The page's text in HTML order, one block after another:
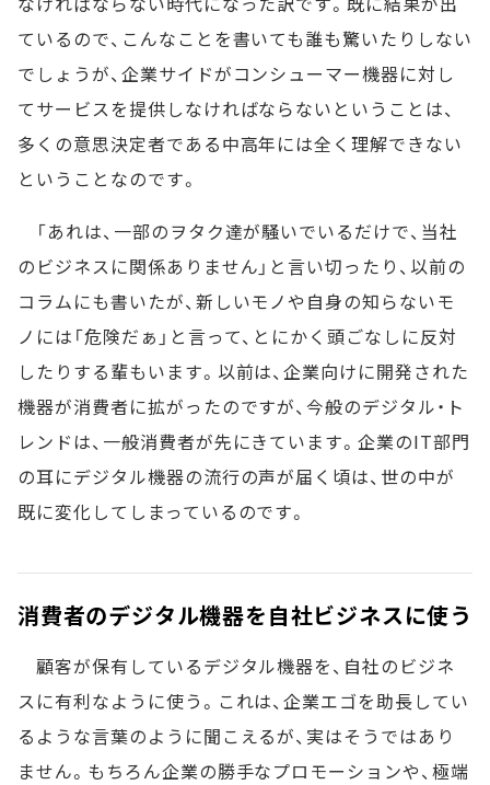
ているので、こんなことを書いても誰も驚いたりしない
でしょうが、企業サイドがコンシューマー機器に対し
てサービスを提供しなければならないということは、
多くの意思決定者である中高年には全く理解できない
ということなのです。
「あれは、一部のヲタク達が騒いでいるだけで、当社
のビジネスに関係ありません」と言い切ったり、以前の
コラムにも書いたが、新しいモノや自身の知らないモ
ノには「危険だぁ」と言って、とにかく頭ごなしに反対
したりする輩もいます。以前は、企業向けに開発された
機器が消費者に拡がったのですが、今般のデジタル・ト
レンドは、一般消費者が先にきています。企業のIT部門
の耳にデジタル機器の流行の声が届く頃は、世の中が
既に変化してしまっているのです。
消費者のデジタル機器を自社ビジネスに使う
顧客が保有しているデジタル機器を、自社のビジネ
スに有利なように使う。これは、企業エゴを助長してい
るような言葉のように聞こえるが、実はそうではあり
ません。もちろん企業の勝手なプロモーションや、極端